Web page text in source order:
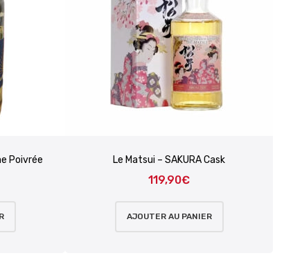
Poivrée Le Matsui – SAKURA Cask
119,90€
AJOUTER AU PANIER